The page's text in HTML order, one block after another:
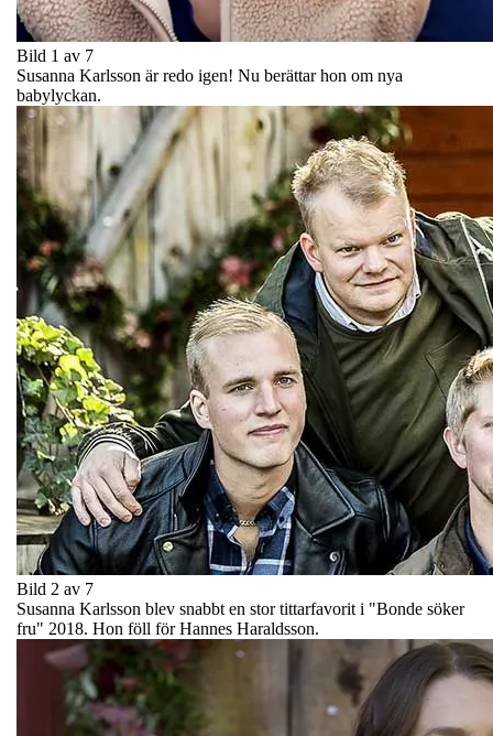
Bild 1 av 7
Susanna Karlsson är redo igen! Nu berättar hon om nya
babylyckan.
Bild 2 av 7
Susanna Karlsson blev snabbt en stor tittarfavorit i "Bonde söker
fru" 2018. Hon föll för Hannes Haraldsson.